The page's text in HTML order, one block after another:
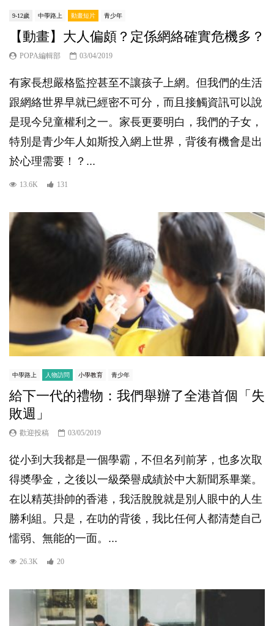
9-12歲 中學路上 動畫短片 青少年
【動畫】大人偏頗？定係網絡確實危機多？
POPA編輯部 03/04/2019
有家長想嚴格監控甚至不讓孩子上網。但我們的生活
跟網絡世界早就已經密不可分，而且接觸資訊可以說
是現今兒童權利之一。家長更要明白，我們的子女，
特別是青少年人如斯投入網上世界，背後有機會是出
於心理需要！？...
13.6K 131
中學路上 人物訪問 小學教育 青少年
給下一代的禮物：我們舉辦了全港首個「失
敗週」
歡迎投稿 03/05/2019
從小到大我都是一個學霸，不但名列前茅，也多次取
得奬學金，之後以一級榮譽成績於中大新聞系畢業。
在以精英掛帥的香港，我活脫脫就是別人眼中的人生
勝利組。只是，在叻的背後，我比任何人都清楚自己
懦弱、無能的一面。...
26.3K 20